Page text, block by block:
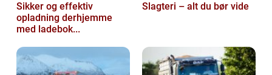
Sikker og effektiv
opladning derhjemme
med ladebok...
Slagteri – alt du bør vide